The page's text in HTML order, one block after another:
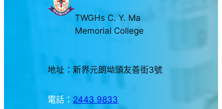
TWGHs C. Y. Ma
Memorial College
地址：新界元朗坳頭友善街3號
電話： 2443 9833